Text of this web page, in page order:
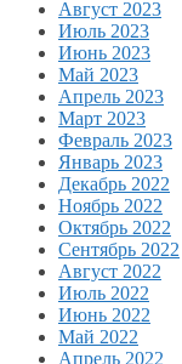
Август 2023
Июль 2023
Июнь 2023
Май 2023
Апрель 2023
Март 2023
Февраль 2023
Январь 2023
Декабрь 2022
Ноябрь 2022
Октябрь 2022
Сентябрь 2022
Август 2022
Июль 2022
Июнь 2022
Май 2022
Апрель 2022